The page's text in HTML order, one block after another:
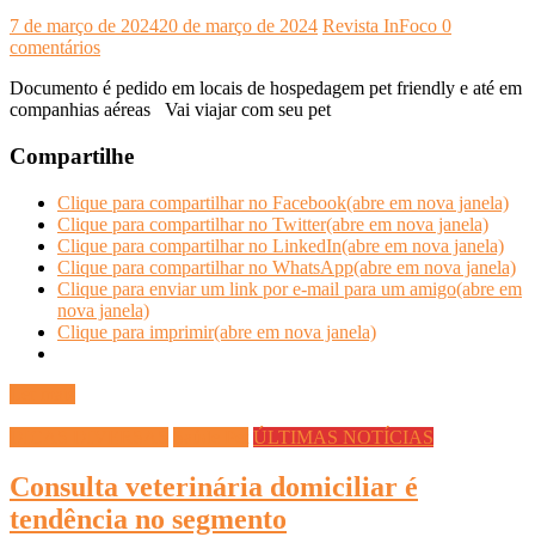
7 de março de 202420 de março de 2024 Revista InFoco 0
comentários
Documento é pedido em locais de hospedagem pet friendly e até em
companhias aéreas Vai viajar com seu pet
Compartilhe
Clique para compartilhar no Facebook(abre em nova janela)
Clique para compartilhar no Twitter(abre em nova janela)
Clique para compartilhar no LinkedIn(abre em nova janela)
Clique para compartilhar no WhatsApp(abre em nova janela)
Clique para enviar um link por e-mail para um amigo(abre em
nova janela)
Clique para imprimir(abre em nova janela)
ÚLTIMAS NOTÍCIAS
Consulta veterinária domiciliar é
tendência no segmento